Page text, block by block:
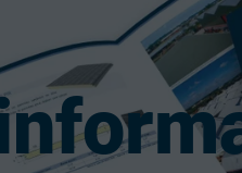
Produits
Tôles de toiture
JI Solar
Tôles de bardage
Façade
Panneaux
Plateaux
tertiaires
publics